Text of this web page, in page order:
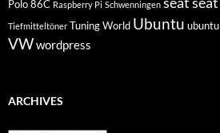
Polo 86C Raspberry Pi Schwenningen
Tiefmitteltöner Tuning World Ubuntu
VWwordpress
ARCHIVES